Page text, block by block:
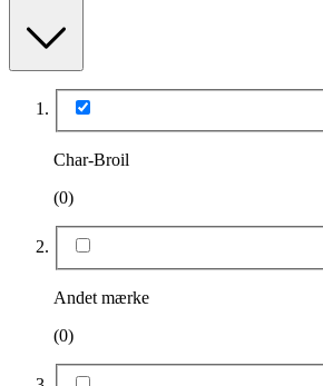
Char-Broil
(0)
Andet mærke
(0)